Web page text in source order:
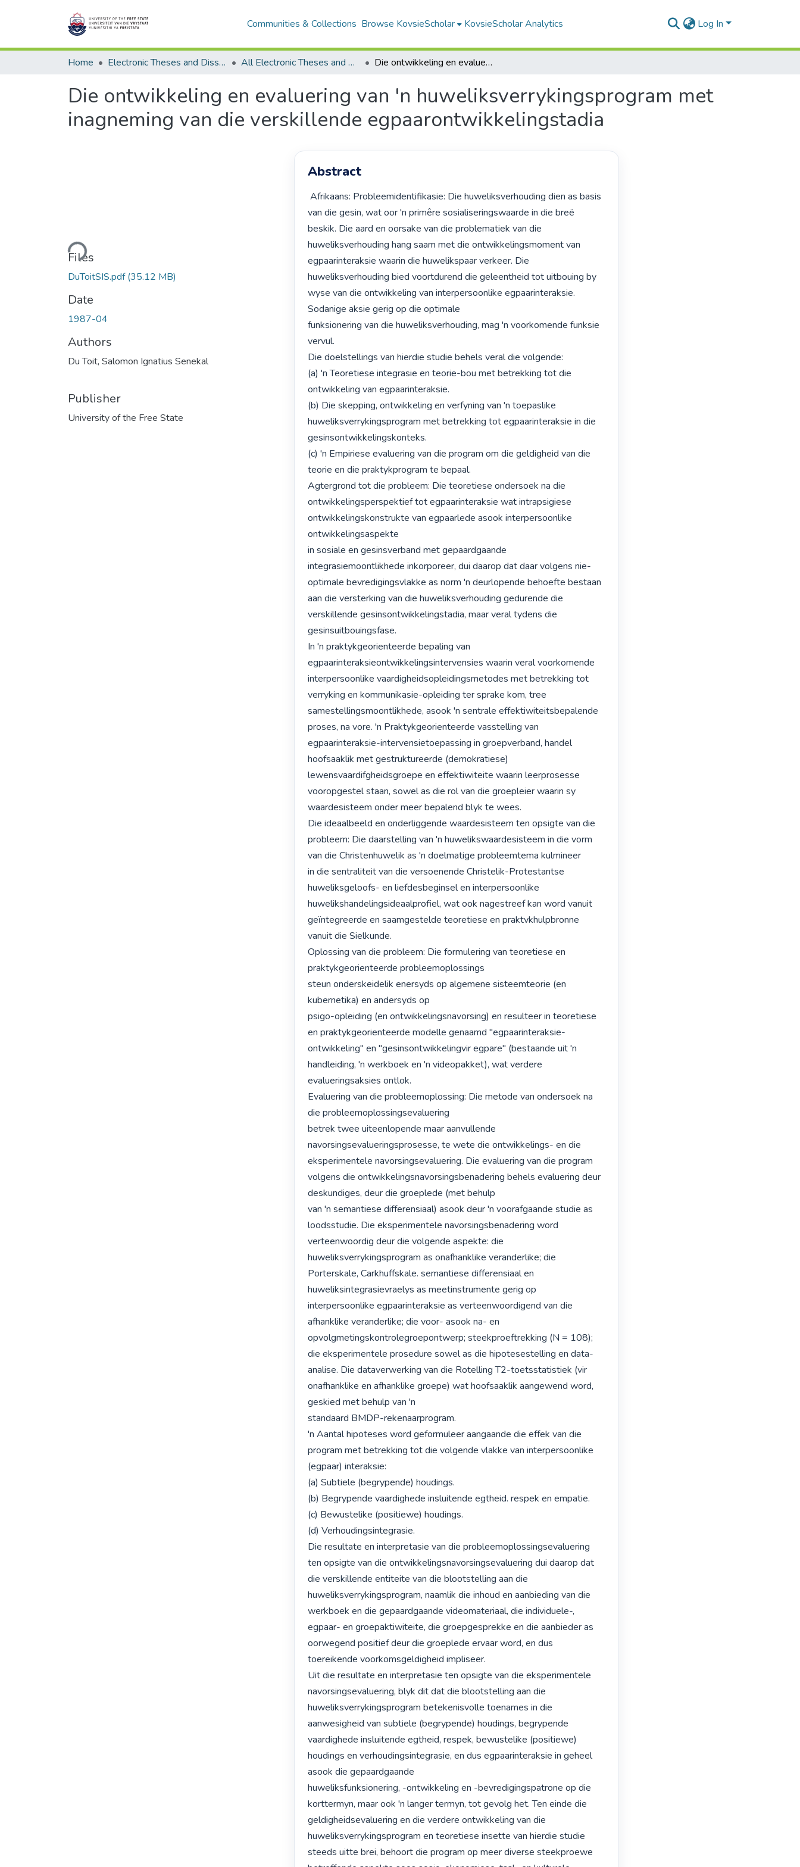
Communities & Collections Browse KovsieScholar KovsieScholar Analytics Log In
Home Electronic Theses and Dissertations All Electronic Theses and Dissertations Die ontwikkeling en evaluering van 'n huweliksverrykingsprogram met inagneming van die verskillende egpaarontwikkelingstadia
Die ontwikkeling en evaluering van 'n huweliksverrykingsprogram met
inagneming van die verskillende egpaarontwikkelingstadia
Loading...
Files
DuToitSIS.pdf(35.12 MB)
Date
1987-04
Authors
Du Toit, Salomon Ignatius Senekal
Publisher
University of the Free State
Abstract
Afrikaans: Probleemidentifikasie: Die huweliksverhouding dien as basis
van die gesin, wat oor 'n primêre sosialiseringswaarde in die breë
beskik. Die aard en oorsake van die problematiek van die
huweliksverhouding hang saam met die ontwikkelingsmoment van
egpaarinteraksie waarin die huwelikspaar verkeer. Die
huweliksverhouding bied voortdurend die geleentheid tot uitbouing by
wyse van die ontwikkeling van interpersoonlike egpaarinteraksie.
Sodanige aksie gerig op die optimale
funksionering van die huweliksverhouding, mag 'n voorkomende funksie
vervul.
Die doelstellings van hierdie studie behels veral die volgende:
(a) 'n Teoretiese integrasie en teorie-bou met betrekking tot die
ontwikkeling van egpaarinteraksie.
(b) Die skepping, ontwikkeling en verfyning van 'n toepaslike
huweliksverrykingsprogram met betrekking tot egpaarinteraksie in die
gesinsontwikkelingskonteks.
(c) 'n Empiriese evaluering van die program om die geldigheid van die
teorie en die praktykprogram te bepaal.
Agtergrond tot die probleem: Die teoretiese ondersoek na die
ontwikkelingsperspektief tot egpaarinteraksie wat intrapsigiese
ontwikkelingskonstrukte van egpaarlede asook interpersoonlike
ontwikkelingsaspekte
in sosiale en gesinsverband met gepaardgaande
integrasiemoontlikhede inkorporeer, dui daarop dat daar volgens nie-
optimale bevredigingsvlakke as norm 'n deurlopende behoefte bestaan
aan die versterking van die huweliksverhouding gedurende die
verskillende gesinsontwikkelingstadia, maar veral tydens die
gesinsuitbouingsfase.
In 'n praktykgeorienteerde bepaling van
egpaarinteraksieontwikkelingsintervensies waarin veral voorkomende
interpersoonlike vaardigheidsopleidingsmetodes met betrekking tot
verryking en kommunikasie-opleiding ter sprake kom, tree
samestellingsmoontlikhede, asook 'n sentrale effektiwiteitsbepalende
proses, na vore. 'n Praktykgeorienteerde vasstelling van
egpaarinteraksie-intervensietoepassing in groepverband, handel
hoofsaaklik met gestruktureerde (demokratiese)
lewensvaardifgheidsgroepe en effektiwiteite waarin leerprosesse
vooropgestel staan, sowel as die rol van die groepleier waarin sy
waardesisteem onder meer bepalend blyk te wees.
Die ideaalbeeld en onderliggende waardesisteem ten opsigte van die
probleem: Die daarstelling van 'n huwelikswaardesisteem in die vorm
van die Christenhuwelik as 'n doelmatige probleemtema kulmineer
in die sentraliteit van die versoenende Christelik-Protestantse
huweliksgeloofs- en liefdesbeginsel en interpersoonlike
huwelikshandelingsideaalprofiel, wat ook nagestreef kan word vanuit
geïntegreerde en saamgestelde teoretiese en praktvkhulpbronne
vanuit die Sielkunde.
Oplossing van die probleem: Die formulering van teoretiese en
praktykgeorienteerde probleemoplossings
steun onderskeidelik enersyds op algemene sisteemteorie (en
kubernetika) en andersyds op
psigo-opleiding (en ontwikkelingsnavorsing) en resulteer in teoretiese
en praktykgeorienteerde modelle genaamd "egpaarinteraksie-
ontwikkeling" en "gesinsontwikkelingvir egpare" (bestaande uit 'n
handleiding, 'n werkboek en 'n videopakket), wat verdere
evalueringsaksies ontlok.
Evaluering van die probleemoplossing: Die metode van ondersoek na
die probleemoplossingsevaluering
betrek twee uiteenlopende maar aanvullende
navorsingsevalueringsprosesse, te wete die ontwikkelings- en die
eksperimentele navorsingsevaluering. Die evaluering van die program
volgens die ontwikkelingsnavorsingsbenadering behels evaluering deur
deskundiges, deur die groeplede (met behulp
van 'n semantiese differensiaal) asook deur 'n voorafgaande studie as
loodsstudie. Die eksperimentele navorsingsbenadering word
verteenwoordig deur die volgende aspekte: die
huweliksverrykingsprogram as onafhanklike veranderlike; die
Porterskale, Carkhuffskale. semantiese differensiaal en
huweliksintegrasievraelys as meetinstrumente gerig op
interpersoonlike egpaarinteraksie as verteenwoordigend van die
afhanklike veranderlike; die voor- asook na- en
opvolgmetingskontrolegroepontwerp; steekproeftrekking (N = 108);
die eksperimentele prosedure sowel as die hipotesestelling en data-
analise. Die dataverwerking van die Rotelling T2-toetsstatistiek (vir
onafhanklike en afhanklike groepe) wat hoofsaaklik aangewend word,
geskied met behulp van 'n
standaard BMDP-rekenaarprogram.
'n Aantal hipoteses word geformuleer aangaande die effek van die
program met betrekking tot die volgende vlakke van interpersoonlike
(egpaar) interaksie:
(a) Subtiele (begrypende) houdings.
(b) Begrypende vaardighede insluitende egtheid. respek en empatie.
(c) Bewustelike (positiewe) houdings.
(d) Verhoudingsintegrasie.
Die resultate en interpretasie van die probleemoplossingsevaluering
ten opsigte van die ontwikkelingsnavorsingsevaluering dui daarop dat
die verskillende entiteite van die blootstelling aan die
huweliksverrykingsprogram, naamlik die inhoud en aanbieding van die
werkboek en die gepaardgaande videomateriaal, die individuele-,
egpaar- en groepaktiwiteite, die groepgesprekke en die aanbieder as
oorwegend positief deur die groeplede ervaar word, en dus
toereikende voorkomsgeldigheid impliseer.
Uit die resultate en interpretasie ten opsigte van die eksperimentele
navorsingsevaluering, blyk dit dat die blootstelling aan die
huweliksverrykingsprogram betekenisvolle toenames in die
aanwesigheid van subtiele (begrypende) houdings, begrypende
vaardighede insluitende egtheid, respek, bewustelike (positiewe)
houdings en verhoudingsintegrasie, en dus egpaarinteraksie in geheel
asook die gepaardgaande
huweliksfunksionering, -ontwikkeling en -bevredigingspatrone op die
korttermyn, maar ook 'n langer termyn, tot gevolg het. Ten einde die
geldigheidsevaluering en die verdere ontwikkeling van die
huweliksverrykingsprogram en teoretiese insette van hierdie studie
steeds uitte brei, behoort die program op meer diverse steekproewe